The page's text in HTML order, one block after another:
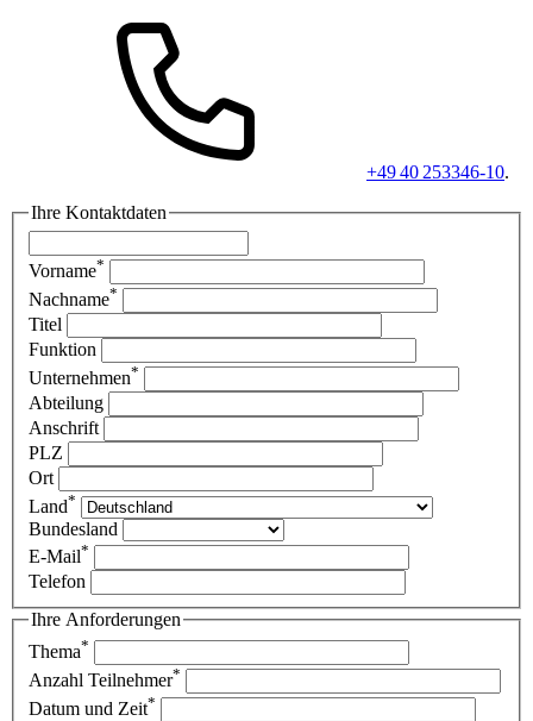
+49 40 253346-10.
Ihre Kontaktdaten
Vorname*
Nachname*
Titel
Funktion
Unternehmen*
Abteilung
Anschrift
PLZ
Ort
Land*
Bundesland
E-Mail*
Telefon
Ihre Anforderungen
Thema*
Anzahl Teilnehmer*
Datum und Zeit*